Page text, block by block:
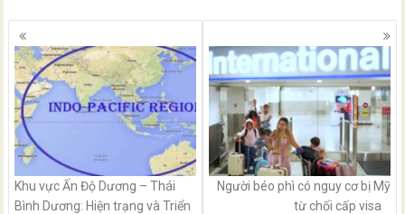
Posts
navigation
Khu vực Ấn Độ Dương – Thái
Bình Dương: Hiện trạng và Triển
Người béo phì có nguy cơ bị Mỹ
từ chối cấp visa